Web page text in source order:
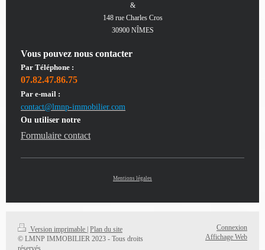
&
148 rue Charles Cros
30900 NÎMES
Vous pouvez nous contacter
Par Téléphone :
07.82.47.86.75
Par e-mail :
contact@lmnp-immobilier.com
Ou utiliser notre
Formulaire contact
Mentions légales
Version imprimable
Plan du site
© LMNP IMMOBILIER 2023 - Tous droits
réservés
Connexion
Affichage Web